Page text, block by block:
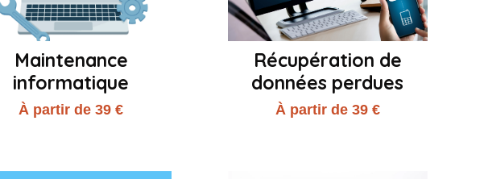
Maintenance
informatique
À partir de 39 €
Récupération de
données perdues
À partir de 39 €